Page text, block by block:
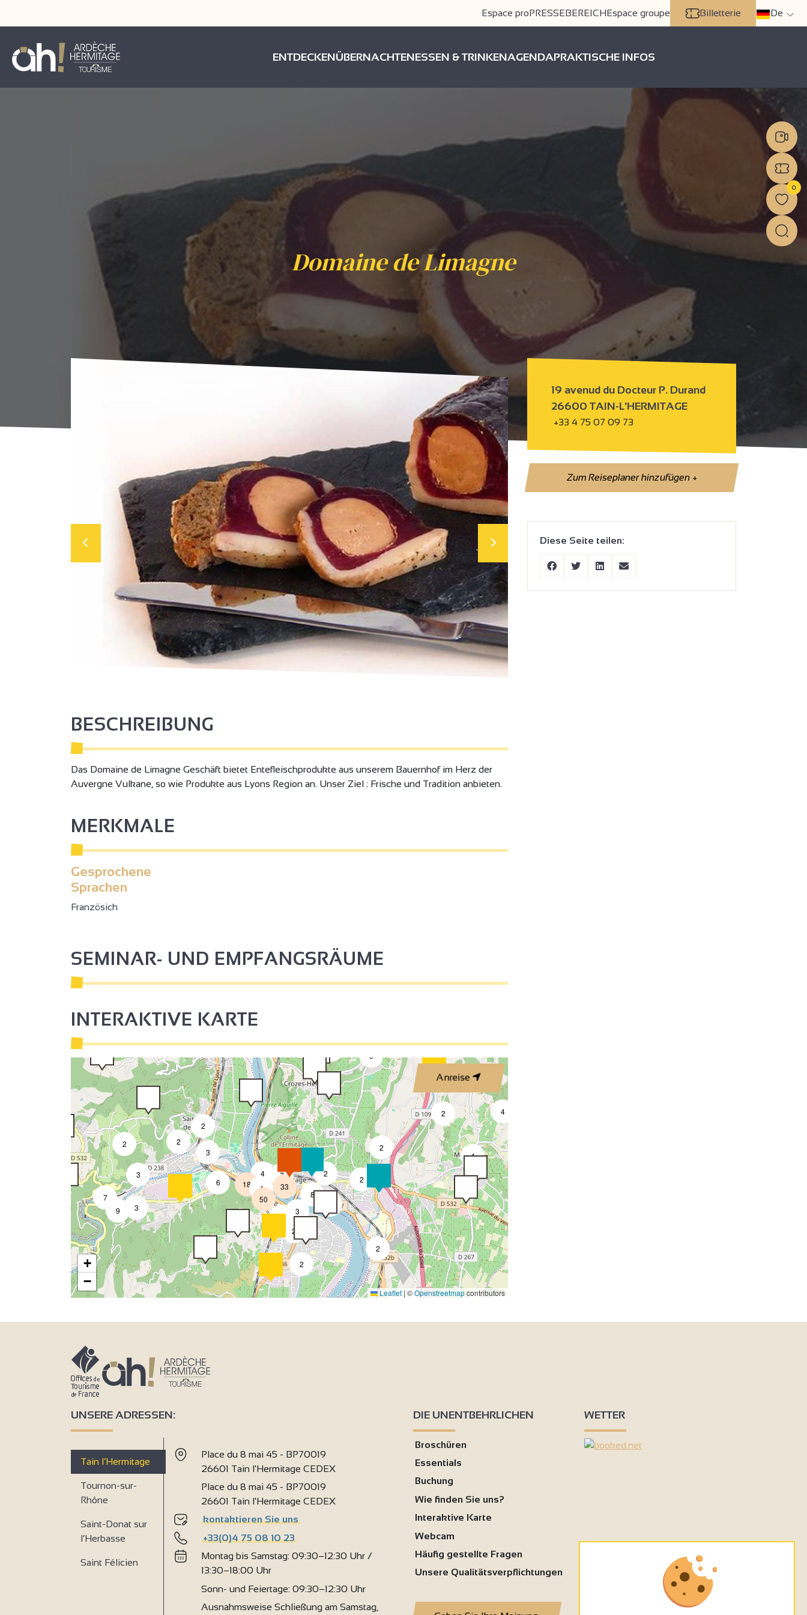
Espace proPRESSEBEREICHEspace groupe Billetterie De
ENTDECKENÜBERNACHTENESSEN & TRINKENAGENDAPRAKTISCHE INFOS
Domaine de Limagne
19 avenud du Docteur P. Durand
26600 TAIN-L'HERMITAGE
+33 4 75 07 09 73
Zum Reiseplaner hinzufügen+
Diese Seite teilen:
BESCHREIBUNG
Das Domaine de Limagne Geschäft bietet Entefleischprodukte aus unserem Bauernhof im Herz der
Auvergne Vulkane, so wie Produkte aus Lyons Region an. Unser Ziel : Frische und Tradition anbieten.
MERKMALE
Gesprochene
Sprachen
Französich
SEMINAR- UND EMPFANGSRÄUME
INTERAKTIVE KARTE
Anreise
2
2
2
9
2
2
2
2
4
4
2
3
2
2
2
8
7
2
3
3
9
2
3
6
4
4
18
7
2
3
50
33
+
−
Leaflet | ©Openstreetmapcontributors
UNSERE ADRESSEN:
Tain l’Hermitage
Tournon-sur-
Rhône
Saint-Donat sur
l’Herbasse
Saint Félicien
Place du 8 mai 45 - BP70019
26601 Tain l'Hermitage CEDEX
Place du 8 mai 45 - BP70019
26601 Tain l'Hermitage CEDEX
kontaktieren Sie uns
+33(0)4 75 08 10 23
Montag bis Samstag: 09:30–12:30 Uhr /
13:30–18:00 Uhr
Sonn- und Feiertage: 09:30–12:30 Uhr
Ausnahmsweise Schließung am Samstag,
DIE UNENTBEHRLICHEN
Broschüren
Essentials
Buchung
Wie finden Sie uns?
Interaktive Karte
Webcam
Häufig gestellte Fragen
Unsere Qualitätsverpflichtungen
WETTER
0